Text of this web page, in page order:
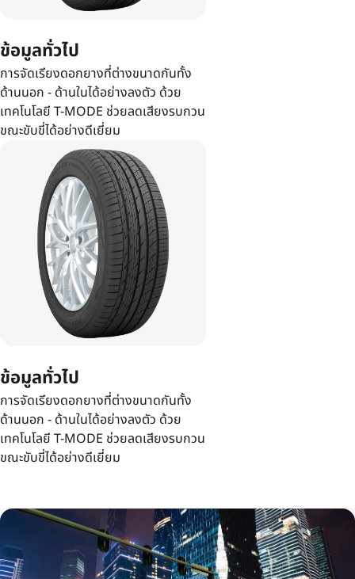
ข้อมูลทั่วไป
การจัดเรียงดอกยางที่ต่างขนาดกันทั้ง
ด้านนอก - ด้านในได้อย่างลงตัว ด้วย
เทคโนโลยี T-MODE ช่วยลดเสียงรบกวน
ขณะขับขี่ได้อย่างดีเยี่ยม
ข้อมูลทั่วไป
การจัดเรียงดอกยางที่ต่างขนาดกันทั้ง
ด้านนอก - ด้านในได้อย่างลงตัว ด้วย
เทคโนโลยี T-MODE ช่วยลดเสียงรบกวน
ขณะขับขี่ได้อย่างดีเยี่ยม